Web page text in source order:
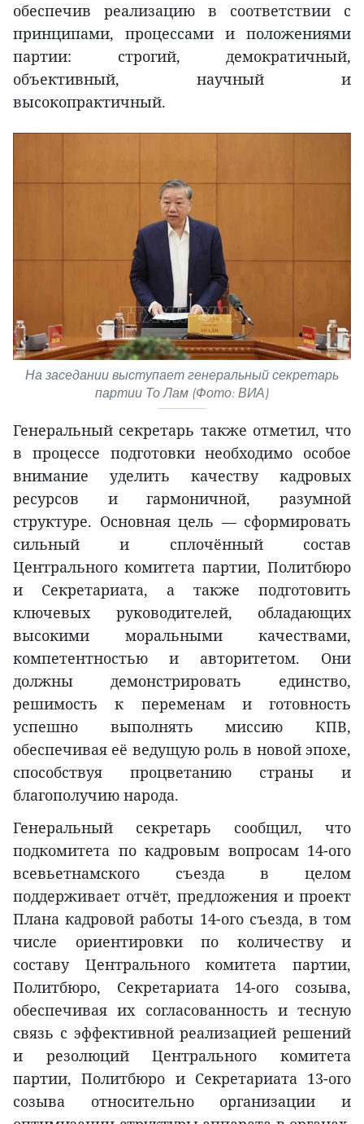
обеспечив реализацию в соответствии с
принципами, процессами и положениями
партии: строгий, демократичный,
объективный, научный и
высокопрактичный.
На заседании выступает генеральный секретарь
партии То Лам (Фото: ВИА)
Генеральный секретарь также отметил, что
в процессе подготовки необходимо особое
внимание уделить качеству кадровых
ресурсов и гармоничной, разумной
структуре. Основная цель — сформировать
сильный и сплочённый состав
Центрального комитета партии, Политбюро
и Секретариата, а также подготовить
ключевых руководителей, обладающих
высокими моральными качествами,
компетентностью и авторитетом. Они
должны демонстрировать единство,
решимость к переменам и готовность
успешно выполнять миссию КПВ,
обеспечивая её ведущую роль в новой эпохе,
способствуя процветанию страны и
благополучию народа.
Генеральный секретарь сообщил, что
подкомитета по кадровым вопросам 14-ого
всевьетнамского съезда в целом
поддерживает отчёт, предложения и проект
Плана кадровой работы 14-ого съезда, в том
числе ориентировки по количеству и
составу Центрального комитета партии,
Политбюро, Секретариата 14-ого созыва,
обеспечивая их согласованность и тесную
связь с эффективной реализацией решений
и резолюций Центрального комитета
партии, Политбюро и Секретариата 13-ого
созыва относительно организации и